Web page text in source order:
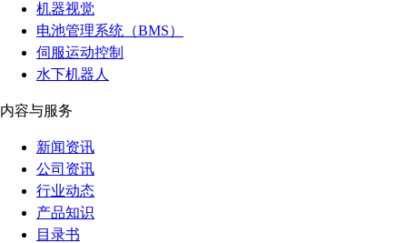
机器视觉
电池管理系统（BMS）
伺服运动控制
水下机器人
内容与服务
新闻资讯
公司资讯
行业动态
产品知识
目录书